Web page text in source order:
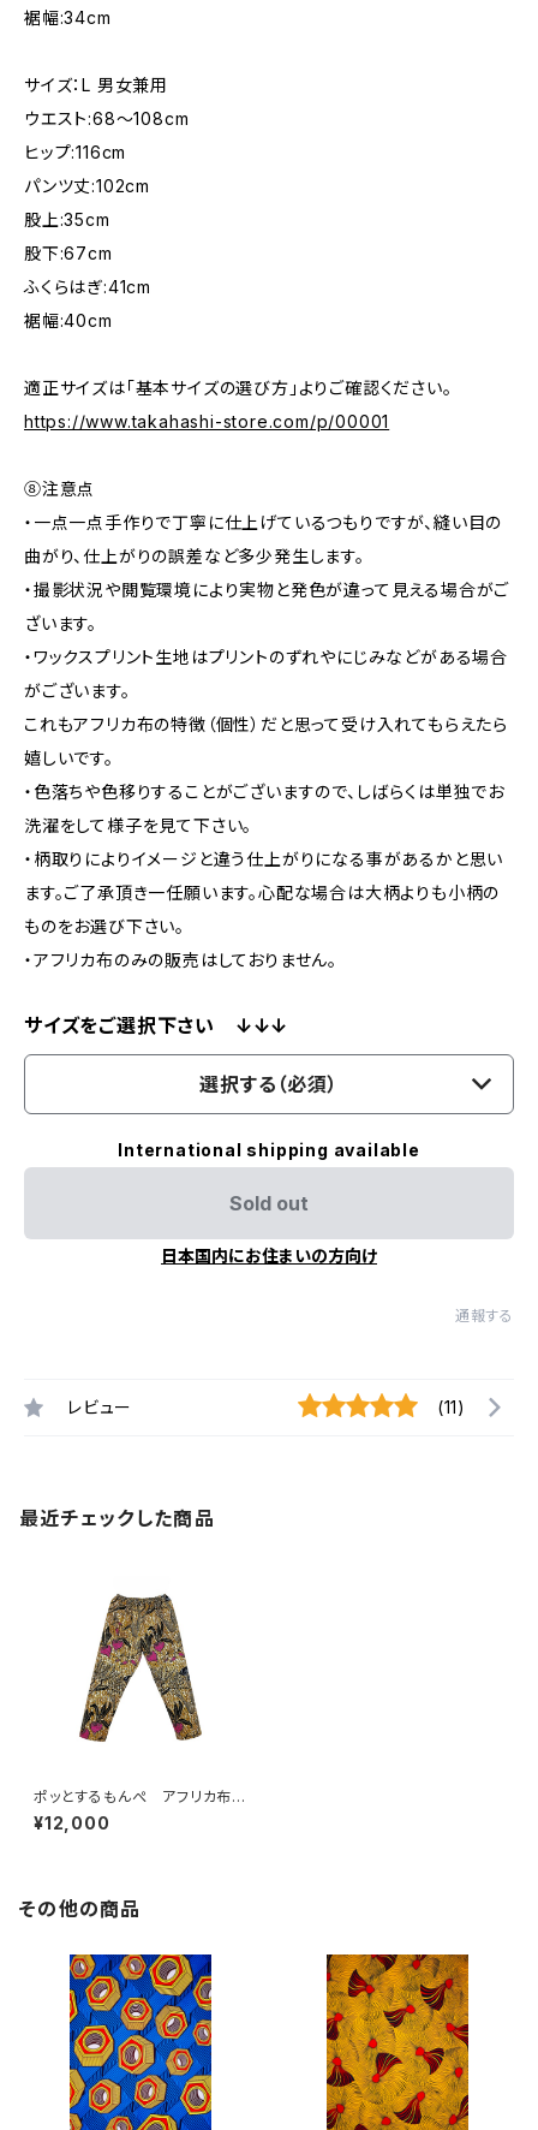
裾幅:34cm
サイズ：L 男女兼用
ウエスト:68〜108cm
ヒップ:116cm
パンツ丈:102cm
股上:35cm
股下:67cm
ふくらはぎ:41cm
裾幅:40cm
適正サイズは「基本サイズの選び方」よりご確認ください。
https://www.takahashi-store.com/p/00001
⑧注意点
・一点一点手作りで丁寧に仕上げているつもりですが、縫い目の
曲がり、仕上がりの誤差など多少発生します。
・撮影状況や閲覧環境により実物と発色が違って見える場合がご
ざいます。
・ワックスプリント生地はプリントのずれやにじみなどがある場合
がございます。
これもアフリカ布の特徴（個性）だと思って受け入れてもらえたら
嬉しいです。
・色落ちや色移りすることがございますので、しばらくは単独でお
洗濯をして様子を見て下さい。
・柄取りによりイメージと違う仕上がりになる事があるかと思い
ます。ご了承頂き一任願います。心配な場合は大柄よりも小柄の
ものをお選び下さい。
・アフリカ布のみの販売はしておりません。
サイズをご選択下さい ↓↓↓
選択する（必須）
International shipping available
Sold out
日本国内にお住まいの方向け
通報する
レビュー (11)
最近チェックした商品
ポッとするもんぺ アフリカ布
No.144
¥12,000
その他の商品